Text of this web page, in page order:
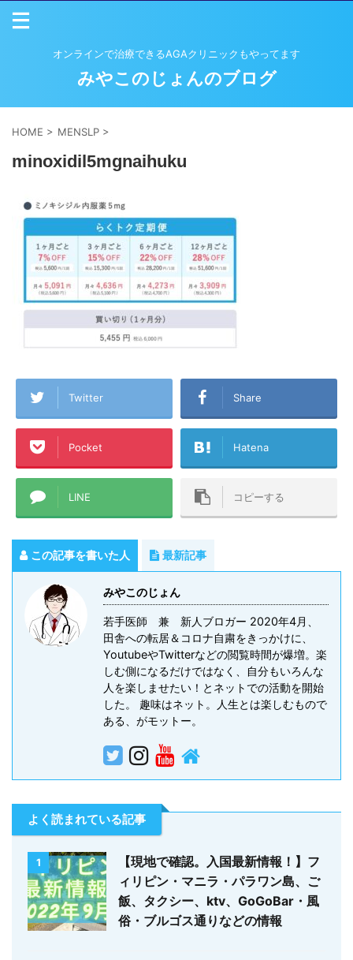
オンラインで治療できるAGAクリニックもやってます
みやこのじょんのブログ
HOME > MENSLP >
minoxidil5mgnaihuku
Twitter Share
Pocket Hatena
LINE コピーする
この記事を書いた人 最新記事
みやこのじょん
若手医師 兼 新人ブロガー 2020年4月、
田舎への転居＆コロナ自粛をきっかけに、
YoutubeやTwitterなどの閲覧時間が爆増。楽
しむ側になるだけではなく、自分もいろんな
人を楽しませたい！とネットでの活動を開始
した。 趣味はネット。人生とは楽しむもので
ある、がモットー。
よく読まれている記事
1
【現地で確認。入国最新情報！】フ
ィリピン・マニラ・パラワン島、ご
飯、タクシー、ktv、GoGoBar・風
俗・ブルゴス通りなどの情報